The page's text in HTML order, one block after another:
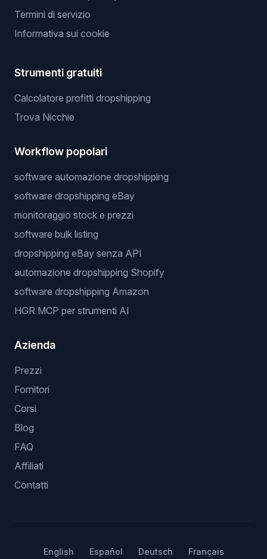
Termini di servizio
Informativa sui cookie
Strumenti gratuiti
Calcolatore profitti dropshipping
Trova Nicchie
Workflow popolari
software automazione dropshipping
software dropshipping eBay
monitoraggio stock e prezzi
software bulk listing
dropshipping eBay senza API
automazione dropshipping Shopify
software dropshipping Amazon
HGR MCP per strumenti AI
Azienda
Prezzi
Fornitori
Corsi
Blog
FAQ
Affiliati
Contatti
English Español Deutsch Français